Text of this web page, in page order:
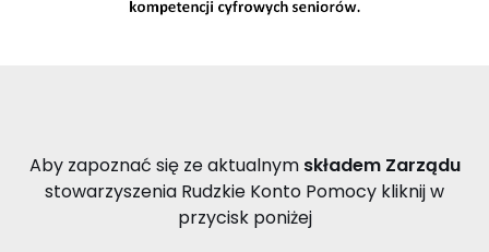
Aby zapoznać się ze aktualnym składem Zarządu
stowarzyszenia Rudzkie Konto Pomocy kliknij w
przycisk poniżej